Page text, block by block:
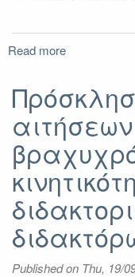
Read more
με
επικείμενη
προκήρυξη
Erasmus+
Πρακτική
Άσκηση
εξάμηνο
2024-
2025)
Published on Thu, 19/